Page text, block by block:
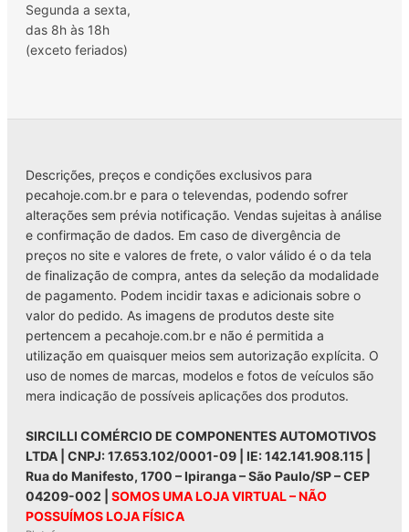
Segunda a sexta,
das 8h às 18h
(exceto feriados)
Descrições, preços e condições exclusivos para
pecahoje.com.br e para o televendas, podendo sofrer
alterações sem prévia notificação. Vendas sujeitas à análise
e confirmação de dados. Em caso de divergência de
preços no site e valores de frete, o valor válido é o da tela
de finalização de compra, antes da seleção da modalidade
de pagamento. Podem incidir taxas e adicionais sobre o
valor do pedido. As imagens de produtos deste site
pertencem a pecahoje.com.br e não é permitida a
utilização em quaisquer meios sem autorização explícita. O
uso de nomes de marcas, modelos e fotos de veículos são
mera indicação de possíveis aplicações dos produtos.
SIRCILLI COMÉRCIO DE COMPONENTES AUTOMOTIVOS
LTDA | CNPJ: 17.653.102/0001-09 | IE: 142.141.908.115 |
Rua do Manifesto, 1700 – Ipiranga – São Paulo/SP – CEP
04209-002 | SOMOS UMA LOJA VIRTUAL – NÃO
POSSUÍMOS LOJA FÍSICA